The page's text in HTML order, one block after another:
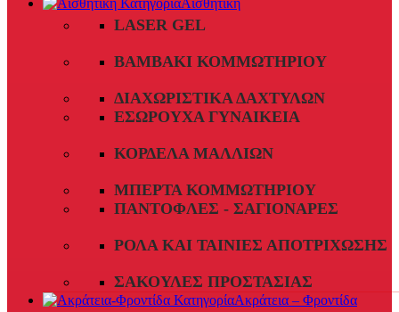
Αισθητική
LASER GEL
ΒΑΜΒΆΚΙ ΚΟΜΜΩΤΗΡΊΟΥ
ΔΙΑΧΩΡΙΣΤΙΚΆ ΔΑΧΤΎΛΩΝ
ΕΣΏΡΟΥΧΑ ΓΥΝΑΙΚΕΊΑ
ΚΟΡΔΈΛΑ ΜΑΛΛΙΏΝ
ΜΠΈΡΤΑ ΚΟΜΜΩΤΗΡΊΟΥ
ΠΑΝΤΌΦΛΕΣ - ΣΑΓΙΟΝΆΡΕΣ
ΡΟΛΆ ΚΑΙ ΤΑΙΝΊΕΣ ΑΠΟΤΡΊΧΩΣΗΣ
ΣΑΚΟΎΛΕΣ ΠΡΟΣΤΑΣΊΑΣ
Ακράτεια – Φροντίδα